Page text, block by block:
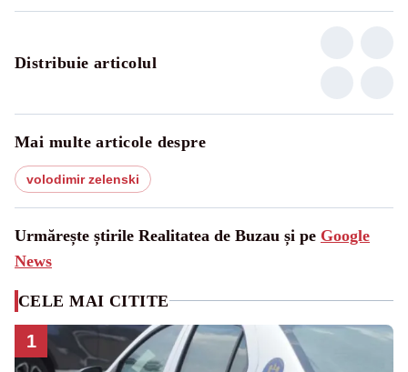
Distribuie articolul
Mai multe articole despre
volodimir zelenski
Urmărește știrile Realitatea de Buzau și pe Google
News
CELE MAI CITITE
1